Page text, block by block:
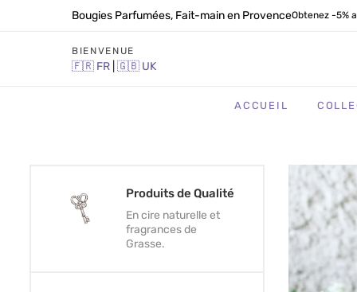
Bougies Parfumées, Fait-main en ProvenceObtenez -5%
BIENVENUE
🇫🇷 FR 🇬🇧 UK
ACCUEIL
Produits de Qualité
En cire naturelle et
fragrances de
Grasse.